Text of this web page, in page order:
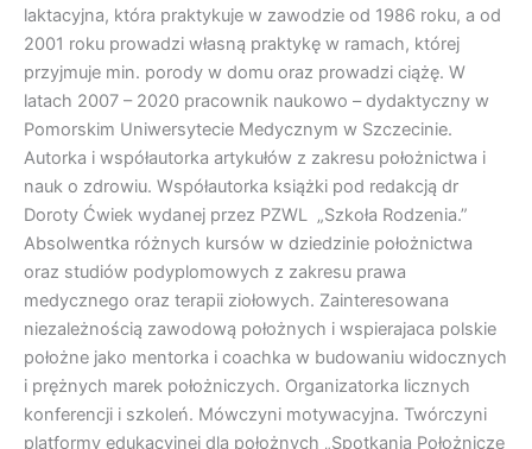
laktacyjna, która praktykuje w zawodzie od 1986 roku, a od
2001 roku prowadzi własną praktykę w ramach, której
przyjmuje min. porody w domu oraz prowadzi ciążę. W
latach 2007 – 2020 pracownik naukowo – dydaktyczny w
Pomorskim Uniwersytecie Medycznym w Szczecinie.
Autorka i współautorka artykułów z zakresu położnictwa i
nauk o zdrowiu. Współautorka książki pod redakcją dr
Doroty Ćwiek wydanej przez PZWL „Szkoła Rodzenia.”
Absolwentka różnych kursów w dziedzinie położnictwa
oraz studiów podyplomowych z zakresu prawa
medycznego oraz terapii ziołowych. Zainteresowana
niezależnością zawodową położnych i wspierajaca polskie
położne jako mentorka i coachka w budowaniu widocznych
i prężnych marek położniczych. Organizatorka licznych
konferencji i szkoleń. Mówczyni motywacyjna. Twórczyni
platformy edukacyjnej dla położnych „Spotkania Położnicze